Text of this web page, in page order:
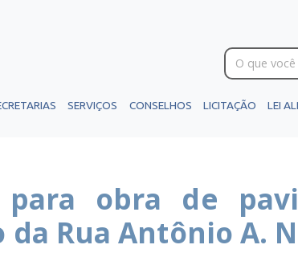
SERVIÇOS CONSELHOS LICITAÇÃO LEI
obra de
Rua Antônio A.